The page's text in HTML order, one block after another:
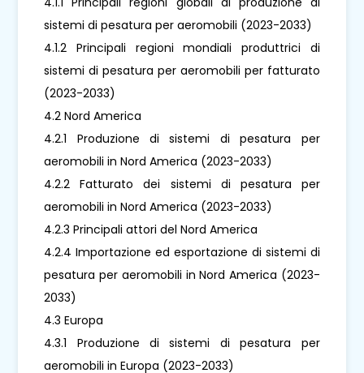
sistemi di pesatura per aeromobili (2023-2033)
4.1.2 Principali regioni mondiali produttrici di
sistemi di pesatura per aeromobili per fatturato
(2023-2033)
4.2 Nord America
4.2.1 Produzione di sistemi di pesatura per
aeromobili in Nord America (2023-2033)
4.2.2 Fatturato dei sistemi di pesatura per
aeromobili in Nord America (2023-2033)
4.2.3 Principali attori del Nord America
4.2.4 Importazione ed esportazione di sistemi di
pesatura per aeromobili in Nord America (2023-
2033)
4.3 Europa
4.3.1 Produzione di sistemi di pesatura per
aeromobili in Europa (2023-2033)